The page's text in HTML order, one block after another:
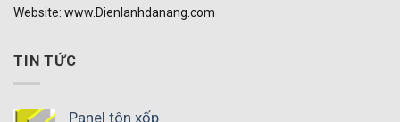
Website: www.Dienlanhdanang.com
TIN TỨC
Panel tôn xốp